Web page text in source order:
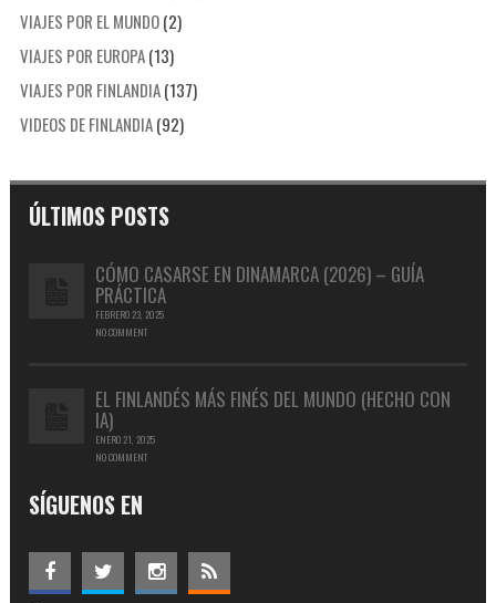
VIAJES POR EL MUNDO(2)
VIAJES POR EUROPA(13)
VIAJES POR FINLANDIA(137)
VIDEOS DE FINLANDIA(92)
ÚLTIMOS POSTS
CÓMO CASARSE EN DINAMARCA (2026) – GUÍA
PRÁCTICA
FEBRERO 23, 2025
NO COMMENT
EL FINLANDÉS MÁS FINÉS DEL MUNDO (HECHO CON
IA)
ENERO 21, 2025
NO COMMENT
SÍGUENOS EN